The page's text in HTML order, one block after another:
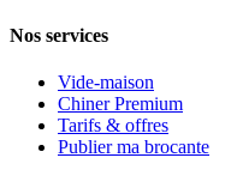
Nos services
Vide-maison
Chiner Premium
Tarifs & offres
Publier ma brocante